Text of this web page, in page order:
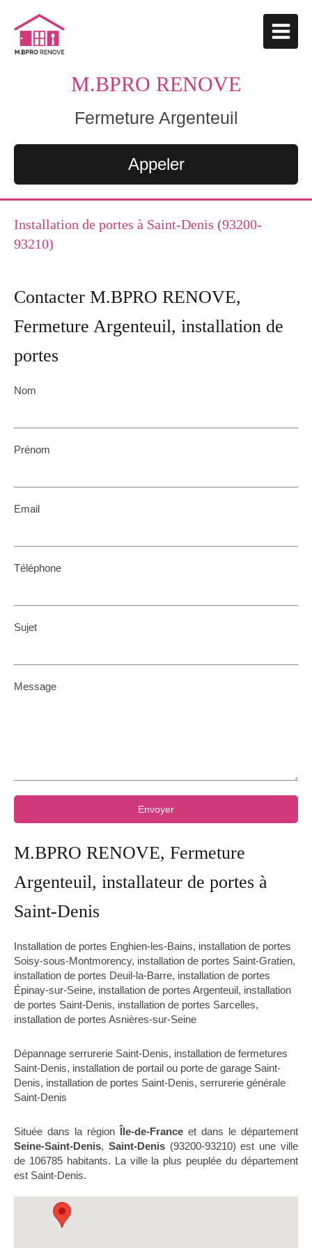
M.BPRO RENOVE
Fermeture Argenteuil
Appeler
Installation de portes à Saint-Denis (93200-
93210)
Contacter M.BPRO RENOVE,
Fermeture Argenteuil, installation de
portes
Nom
Prénom
Email
Téléphone
Sujet
Message
Envoyer
M.BPRO RENOVE, Fermeture
Argenteuil, installateur de portes à
Saint-Denis
Installation de portes Enghien-les-Bains, installation de portes
Soisy-sous-Montmorency, installation de portes Saint-Gratien,
installation de portes Deuil-la-Barre, installation de portes
Épinay-sur-Seine, installation de portes Argenteuil, installation
de portes Saint-Denis, installation de portes Sarcelles,
installation de portes Asnières-sur-Seine
Dépannage serrurerie Saint-Denis, installation de fermetures
Saint-Denis, installation de portail ou porte de garage Saint-
Denis, installation de portes Saint-Denis, serrurerie générale
Saint-Denis
Située dans la région Île-de-France et dans le département
Seine-Saint-Denis, Saint-Denis(93200-93210) est une ville
de 106785 habitants. La ville la plus peuplée du département
est Saint-Denis.